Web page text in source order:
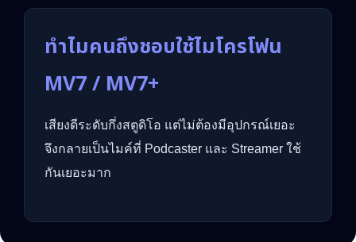
ทำไมคนถึงชอบใช้ไมโครโฟน
MV7 / MV7+
เสียงดีระดับกึ่งสตูดิโอ แต่ไม่ต้องมีอุปกรณ์เยอะ
จึงกลายเป็นไมค์ที่ Podcaster และ Streamer ใช้
กันเยอะมาก